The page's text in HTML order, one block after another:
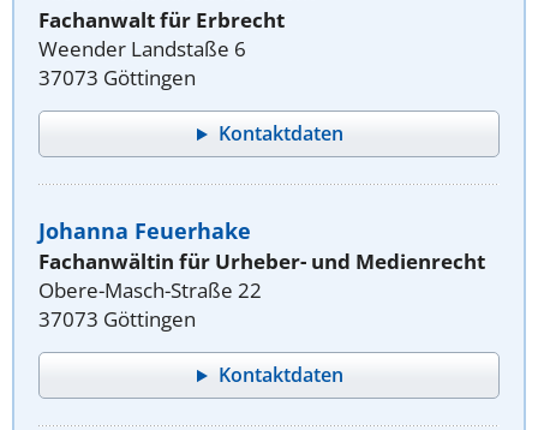
Fachanwalt für Erbrecht
Weender Landstaße 6
37073 Göttingen
Kontaktdaten
Johanna Feuerhake
Fachanwältin für Urheber- und Medienrecht
Obere-Masch-Straße 22
37073 Göttingen
Kontaktdaten